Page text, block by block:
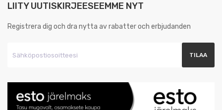
LIITY UUTISKIRJEESEEMME NYT
Registrera dig och dra nytta av rabatter och erbjudanden